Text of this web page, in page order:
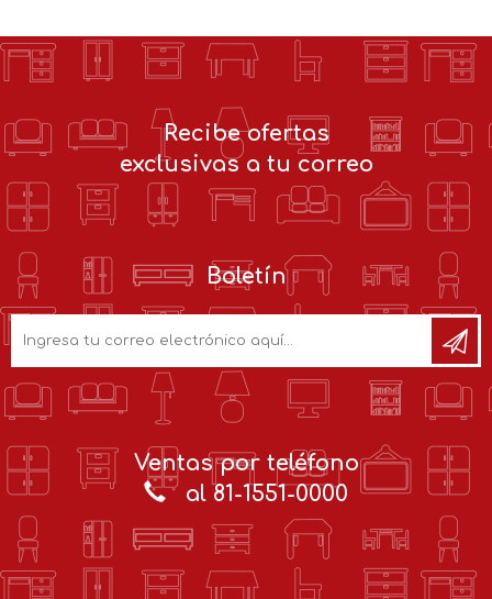
Recibe ofertas
exclusivas a tu correo
Boletín
Ventas por teléfono
al 81-1551-0000